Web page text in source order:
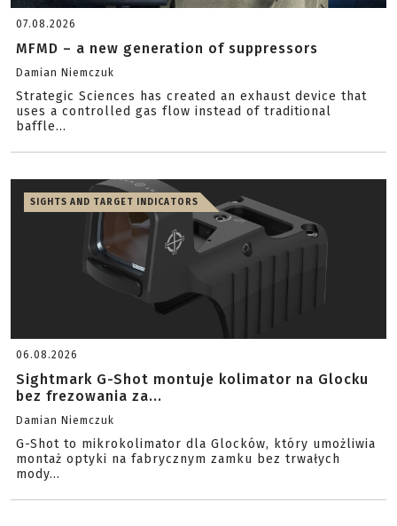
07.08.2026
MFMD – a new generation of suppressors
Damian Niemczuk
Strategic Sciences has created an exhaust device that
uses a controlled gas flow instead of traditional
baffle...
SIGHTS AND TARGET INDICATORS
06.08.2026
Sightmark G-Shot montuje kolimator na Glocku
bez frezowania za...
Damian Niemczuk
G-Shot to mikrokolimator dla Glocków, który umożliwia
montaż optyki na fabrycznym zamku bez trwałych
mody...